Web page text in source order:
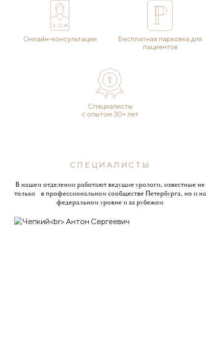
Онлайн-консультации
Бесплатная парковка для
пациентов
Специалисты
с опытом 30+ лет
СПЕЦИАЛИСТЫ
В нашем отделении работают ведущие урологи, известные не
только в профессиональном сообществе Петербурга, но и на
федеральном уровне и за рубежом